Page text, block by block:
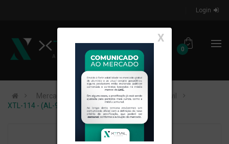
Login
0
X
Mercados de Atuação
Construção Civil
XTL-114 - (AL-98) - PESO LINEAR: 0,354kg/m